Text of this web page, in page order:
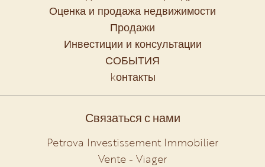
Оценка и продажа недвижимости
Продажи
Инвестиции и консультации
СОБЫТИЯ
kонтакты
Связаться с нами
Petrova Investissement Immobilier
Vente - Viager